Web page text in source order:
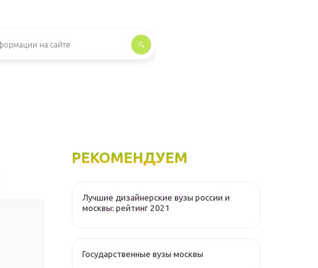
РЕКОМЕНДУЕМ
Лучшие дизайнерские вузы россии и
москвы: рейтинг 2021
Государственные вузы москвы